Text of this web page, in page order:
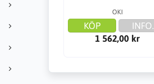
OKI
KÖP
INFO.
1 562,00 kr